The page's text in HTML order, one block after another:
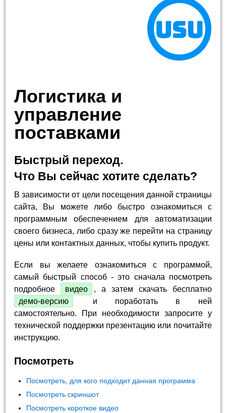
Логистика и
управление
поставками
Быстрый переход.
Что Вы сейчас хотите сделать?
В зависимости от цели посещения данной страницы
сайта, Вы можете либо быстро ознакомиться с
программным обеспечением для автоматизации
своего бизнеса, либо сразу же перейти на страницу
цены или контактных данных, чтобы купить продукт.
Если вы желаете ознакомиться с программой,
самый быстрый способ - это сначала посмотреть
подробное
видео
, а затем скачать бесплатно
демо-версию
и поработать в ней
самостоятельно. При необходимости запросите у
технической поддержки презентацию или почитайте
инструкцию.
Посмотреть
Посмотреть, для кого подходит данная программа
Посмотреть скриншот
Посмотреть короткое видео